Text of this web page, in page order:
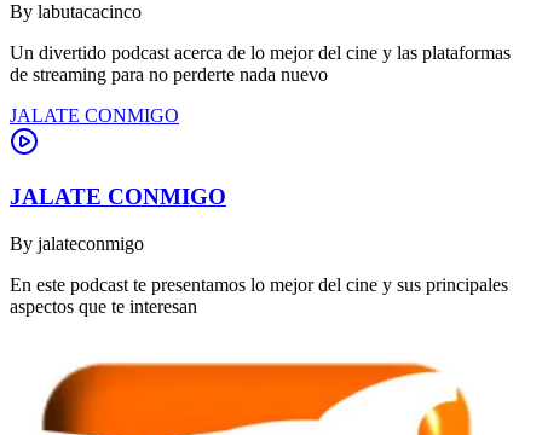
By labutacacinco
Un divertido podcast acerca de lo mejor del cine y las plataformas
de streaming para no perderte nada nuevo
JALATE CONMIGO
JALATE CONMIGO
By jalateconmigo
En este podcast te presentamos lo mejor del cine y sus principales
aspectos que te interesan